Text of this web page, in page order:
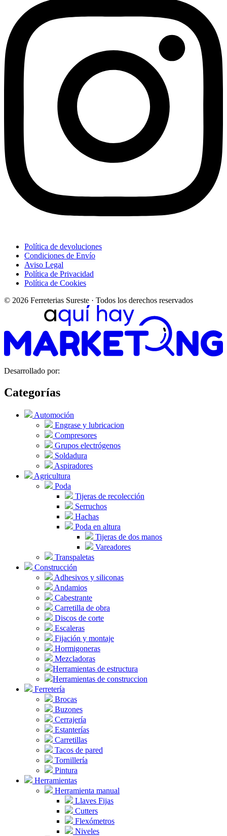
Política de devoluciones
Condiciones de Envío
Aviso Legal
Política de Privacidad
Política de Cookies
© 2026 Ferreterias Sureste · Todos los derechos reservados
Desarrollado por:
Categorías
Automoción
Engrase y lubricacion
Compresores
Grupos electrógenos
Soldadura
Aspiradores
Agricultura
Poda
Tijeras de recolección
Serruchos
Hachas
Poda en altura
Tijeras de dos manos
Vareadores
Transpaletas
Construcción
Adhesivos y siliconas
Andamios
Cabestrante
Carretilla de obra
Discos de corte
Escaleras
Fijación y montaje
Hormigoneras
Mezcladoras
Herramientas de estructura
Herramientas de construccion
Ferretería
Brocas
Buzones
Cerrajería
Estanterías
Carretillas
Tacos de pared
Tornillería
Pintura
Herramientas
Herramienta manual
Llaves Fijas
Cutters
Flexómetros
Niveles